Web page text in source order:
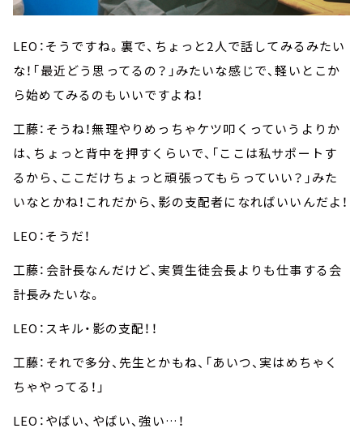
LEO：そうですね。裏で、ちょっと2人で話してみるみたい
な！「最近どう思ってるの？」みたいな感じで、軽いとこか
ら始めてみるのもいいですよね！
工藤：そうね！無理やりめっちゃケツ叩くっていうよりか
は、ちょっと背中を押すくらいで、「ここは私サポートす
るから、ここだけちょっと頑張ってもらっていい？」みた
いなとかね！これだから、影の支配者になればいいんだよ！
LEO：そうだ！
工藤：会計長なんだけど、実質生徒会長よりも仕事する会
計長みたいな。
LEO：スキル・影の支配！！
工藤：それで多分、先生とかもね、「あいつ、実はめちゃく
ちゃやってる！」
LEO：やばい、やばい、強い…！